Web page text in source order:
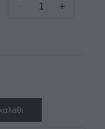
ΛΕΚΑΝΑΚΙΑ +